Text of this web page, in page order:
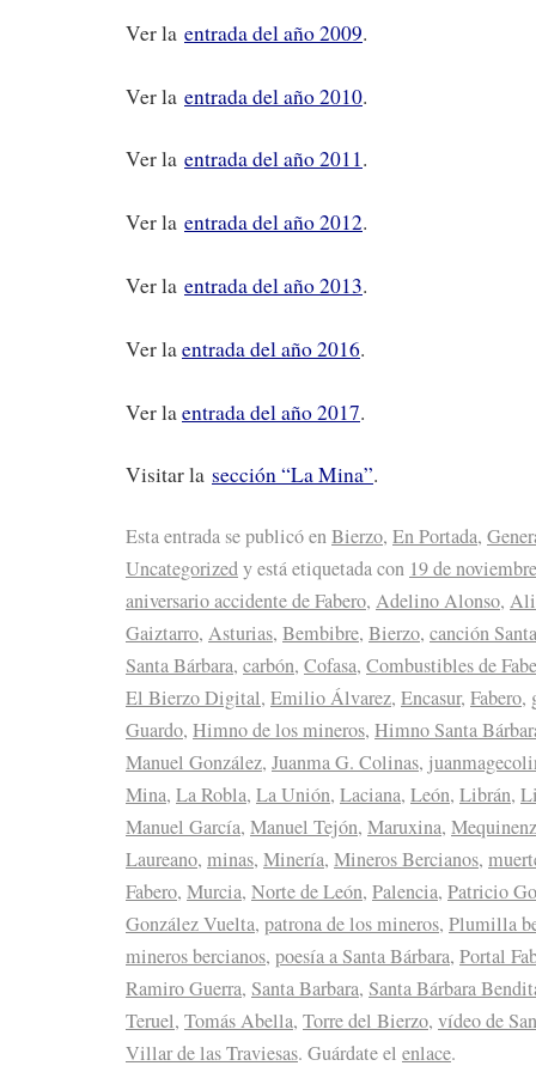
Ver la entrada del año 2009.
Ver la entrada del año 2010.
Ver la entrada del año 2011.
Ver la entrada del año 2012.
Ver la entrada del año 2013.
Ver laentrada del año 2016.
Ver la entrada del año 2017.
Visitar la sección “La Mina”.
Esta entrada se publicó enBierzo, En Portada,
Uncategorizedy está etiquetada con 19 de
aniversario accidente de Fabero, Adelino Alonso,
Gaiztarro, Asturias, Bembibre, Bierzo, canción
Santa Bárbara, carbón, Cofasa, Combustibles de
El Bierzo Digital, Emilio Álvarez, Encasur, Fabero,
Guardo, Himno de los mineros, Himno Santa
Manuel González, Juanma G. Colinas,
Mina, La Robla, La Unión, Laciana, León, Librán,
Manuel García, Manuel Tejón, Maruxina,
Laureano, minas, Minería, Mineros Bercianos,
Fabero, Murcia, Norte de León, Palencia, Patricio
González Vuelta, patrona de los mineros, Plumilla
mineros bercianos, poesía a Santa Bárbara, Portal
Ramiro Guerra, Santa Barbara, Santa Bárbara
Teruel, Tomás Abella, Torre del Bierzo, vídeo de
Villar de las Traviesas. Guárdate el enlace.